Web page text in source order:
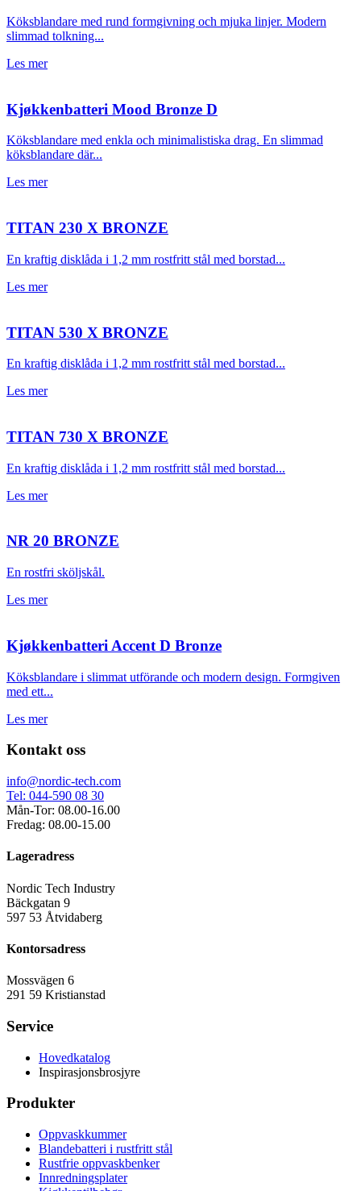
Köksblandare med rund formgivning och mjuka linjer. Modern
slimmad tolkning...
Les mer
Kjøkkenbatteri Mood Bronze D
Köksblandare med enkla och minimalistiska drag. En slimmad
köksblandare där...
Les mer
TITAN 230 X BRONZE
En kraftig disklåda i 1,2 mm rostfritt stål med borstad...
Les mer
TITAN 530 X BRONZE
En kraftig disklåda i 1,2 mm rostfritt stål med borstad...
Les mer
TITAN 730 X BRONZE
En kraftig disklåda i 1,2 mm rostfritt stål med borstad...
Les mer
NR 20 BRONZE
En rostfri sköljskål.
Les mer
Kjøkkenbatteri Accent D Bronze
Köksblandare i slimmat utförande och modern design. Formgiven
med ett...
Les mer
Kontakt oss
info@nordic-tech.com
Tel: 044-590 08 30
Mån-Tor: 08.00-16.00
Fredag: 08.00-15.00
Lageradress
Nordic Tech Industry
Bäckgatan 9
597 53 Åtvidaberg
Kontorsadress
Mossvägen 6
291 59 Kristianstad
Service
Hovedkatalog
Inspirasjonsbrosjyre
Produkter
Oppvaskkummer
Blandebatteri i rustfritt stål
Rustfrie oppvaskbenker
Innredningsplater